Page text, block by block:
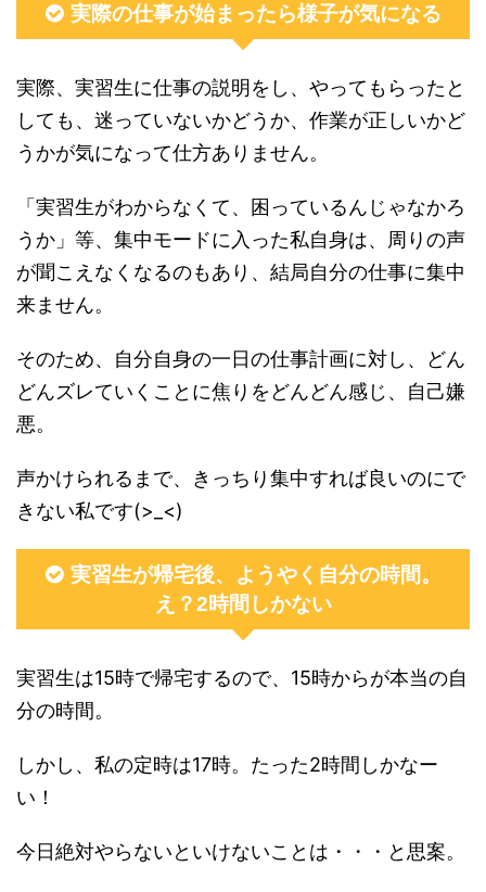
実際の仕事が始まったら様子が気になる
実際、実習生に仕事の説明をし、やってもらったと
しても、迷っていないかどうか、作業が正しいかど
うかが気になって仕方ありません。
「実習生がわからなくて、困っているんじゃなかろ
うか」等、集中モードに入った私自身は、周りの声
が聞こえなくなるのもあり、結局自分の仕事に集中
来ません。
そのため、自分自身の一日の仕事計画に対し、どん
どんズレていくことに焦りをどんどん感じ、自己嫌
悪。
声かけられるまで、きっちり集中すれば良いのにで
きない私です(>_<)
実習生が帰宅後、ようやく自分の時間。
え？2時間しかない
実習生は15時で帰宅するので、15時からが本当の自
分の時間。
しかし、私の定時は17時。たった2時間しかなー
い！
今日絶対やらないといけないことは・・・と思案。